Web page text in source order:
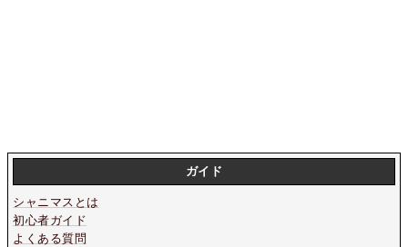
ガイド
シャニマスとは
初心者ガイド
よくある質問